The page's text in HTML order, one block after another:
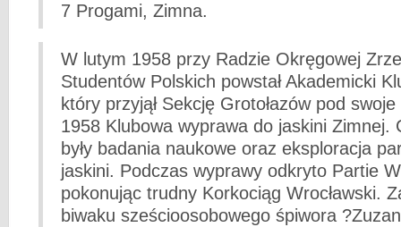
7 Progami, Zimna.
W lutym 1958 przy Radzie Okręgowej
Studentów Polskich powstał Akademicki
który przyjął Sekcję Grotołazów pod
1958 Klubowa wyprawa do jaskini Zimnej.
były badania naukowe oraz eksploracja
jaskini. Podczas wyprawy odkryto Partie
pokonując trudny Korkociąg Wrocławski.
biwaku sześcioosobowego śpiwora